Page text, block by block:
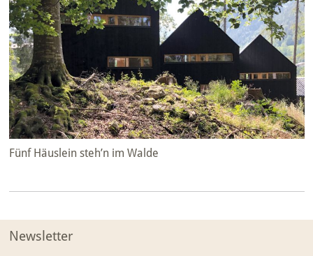
Fünf Häuslein steh’n im Walde
Newsletter